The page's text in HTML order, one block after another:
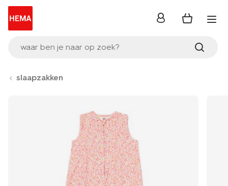
waar ben je naar op zoek?
inloggen
slaapzakken